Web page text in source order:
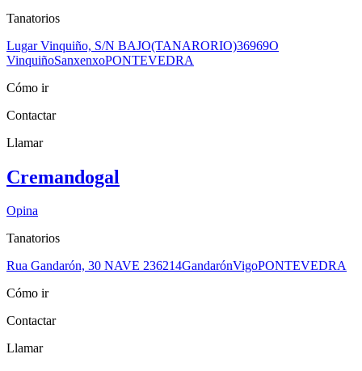
Tanatorios
Lugar Vinquiño, S/N BAJO(TANARORIO)36969O
VinquiñoSanxenxoPONTEVEDRA
Cómo ir
Contactar
Llamar
Cremandogal
Opina
Tanatorios
Rua Gandarón, 30 NAVE 236214GandarónVigoPONTEVEDRA
Cómo ir
Contactar
Llamar